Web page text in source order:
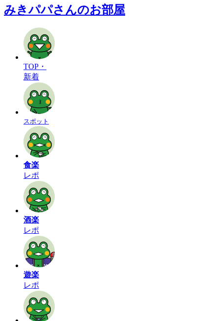
みきパパさんのお部屋
TOP・
新着
スポット
食楽
レポ
酒楽
レポ
遊楽
レポ